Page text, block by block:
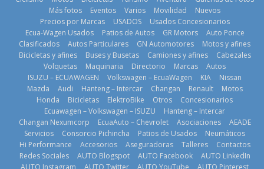
BMW, Toyota,
Bosch y
prueban flota
que usa
gasolina 100%
renovable
25 de julio de
2026
La Vuelta al
Ecuador 2026,
edición 47ª,
recorre 7
provincias en 8
días
1 de agosto de
2026
¿Qué puede
pasar con tu
vehículo si
permanece
varios días sin
usar?
3 de agosto de
2026
Más fotos
Eventos Varios Movilidad
Nuevos
Precios por Marcas
USADOS
Usados Concesionarios
Ecua-Wagen Usados
Patios de Autos GR Motors
Auto Ponce
Clasificados
Autos Particulares GN Automotores
Motos y afines
Bicicletas y afines
Buses y Busetas Camiones y afines
Cabezales
Volquetas
Maquinaria Directorio Marcas
Autos
ISUZU – ECUAWAGEN
Volkswagen – EcuaWagen KIA
Nissan
Mazda
Audi Hanteng – Intercar Changan Renault
Motos
Honda
Bicicletas ElektroBike Otros
Concesionarios
Ecuawagen – Volkswagen – ISUZU
Hanteng – Intercar
Changan Nexumcorp
EcuaAuto – Chevrolet Asociaciones
AEADE
Servicios
Consorcio Pichincha Patios de Usados
Neumáticos
Hi Performance
Accesorios Aseguradoras Talleres
Contactos
Redes Sociales
AUTO Blogspot AUTO Facebook
AUTO LinkedIn